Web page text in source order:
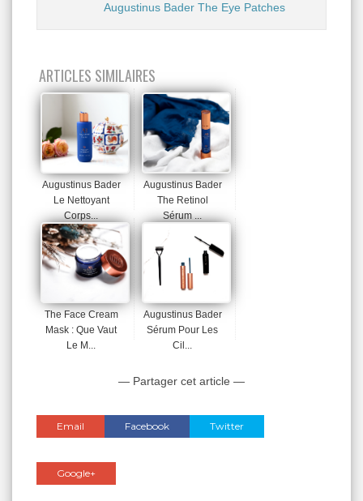
Augustinus Bader The Eye Patches
ARTICLES SIMILAIRES
Augustinus Bader
Le Nettoyant
Corps...
Augustinus Bader
The Retinol
Sérum ...
The Face Cream
Mask : Que Vaut
Le M...
Augustinus Bader
Sérum Pour Les
Cil...
— Partager cet article —
Email Facebook Twitter
Google+